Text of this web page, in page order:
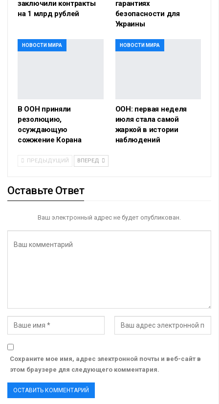
заключили контракты
на 1 млрд рублей
гарантиях
безопасности для
Украины
НОВОСТИ МИРА
В ООН приняли
резолюцию,
осуждающую
сожжение Корана
НОВОСТИ МИРА
ООН: первая неделя
июля стала самой
жаркой в истории
наблюдений
ПРЕДЫДУЩИЙ ВПЕРЕД
Оставьте Ответ
Ваш электронный адрес не будет опубликован.
Сохраните мое имя, адрес электронной почты и веб-сайт в
этом браузере для следующего комментария.